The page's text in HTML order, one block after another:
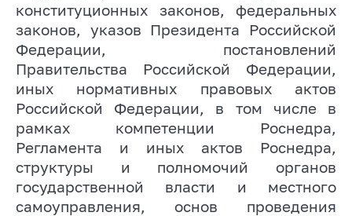
конституционных законов, федеральных
законов, указов Президента Российской
Федерации, постановлений
Правительства Российской Федерации,
иных нормативных правовых актов
Российской Федерации, в том числе в
рамках компетенции Роснедра,
Регламента и иных актов Роснедра,
структуры и полномочий органов
государственной власти и местного
самоуправления, основ проведения